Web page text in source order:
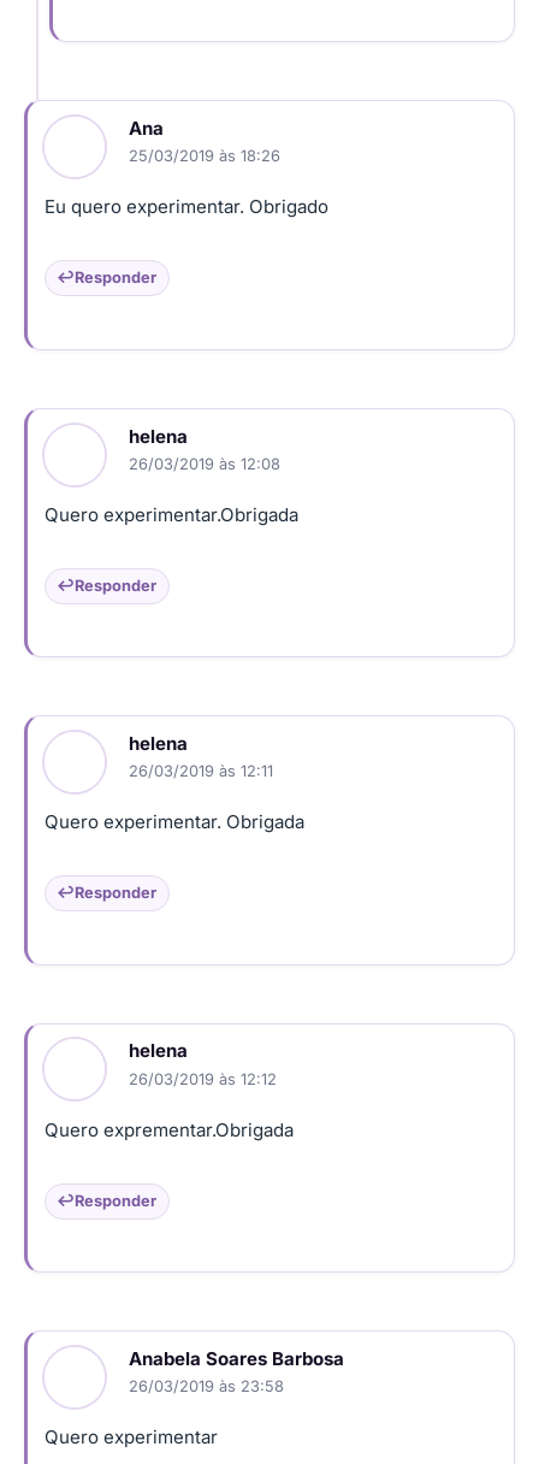
Ana
25/03/2019 às 18:26
Eu quero experimentar. Obrigado
Responder
helena
26/03/2019 às 12:08
Quero experimentar.Obrigada
Responder
helena
26/03/2019 às 12:11
Quero experimentar. Obrigada
Responder
helena
26/03/2019 às 12:12
Quero exprementar.Obrigada
Responder
Anabela Soares Barbosa
26/03/2019 às 23:58
Quero experimentar